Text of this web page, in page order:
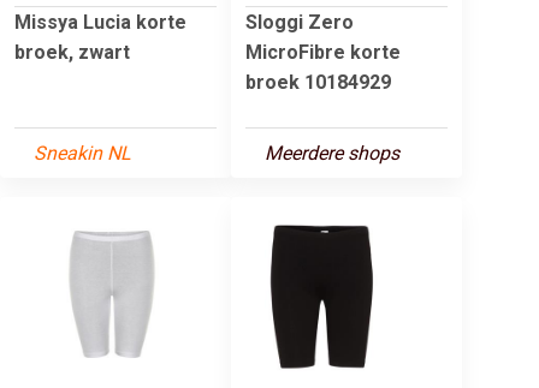
Missya Lucia korte
broek, zwart
Sneakin NL
Sloggi Zero
MicroFibre korte
broek 10184929
Meerdere shops